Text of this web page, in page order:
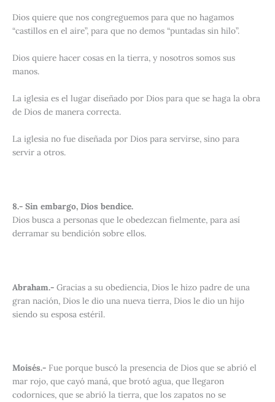
Dios quiere que nos congreguemos para que no hagamos
“castillos en el aire”, para que no demos “puntadas sin hilo”.
Dios quiere hacer cosas en la tierra, y nosotros somos sus
manos.
La iglesia es el lugar diseñado por Dios para que se haga la obra
de Dios de manera correcta.
La iglesia no fue diseñada por Dios para servirse, sino para
servir a otros.
8.- Sin embargo, Dios bendice.
Dios busca a personas que le obedezcan fielmente, para así
derramar su bendición sobre ellos.
Abraham.- Gracias a su obediencia, Dios le hizo padre de una
gran nación, Dios le dio una nueva tierra, Dios le dio un hijo
siendo su esposa estéril.
Moisés.- Fue porque buscó la presencia de Dios que se abrió el
mar rojo, que cayó maná, que brotó agua, que llegaron
codornices, que se abrió la tierra, que los zapatos no se